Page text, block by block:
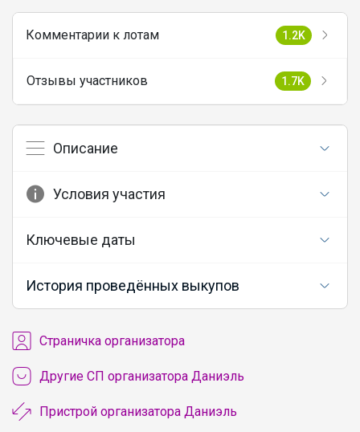
Комментарии к лотам 1.2K
Отзывы участников 1.7K
Описание
Условия участия
Ключевые даты
История проведённых выкупов
Cтраничка организатора
Другие СП организатора Даниэль
Пристрой организатора Даниэль